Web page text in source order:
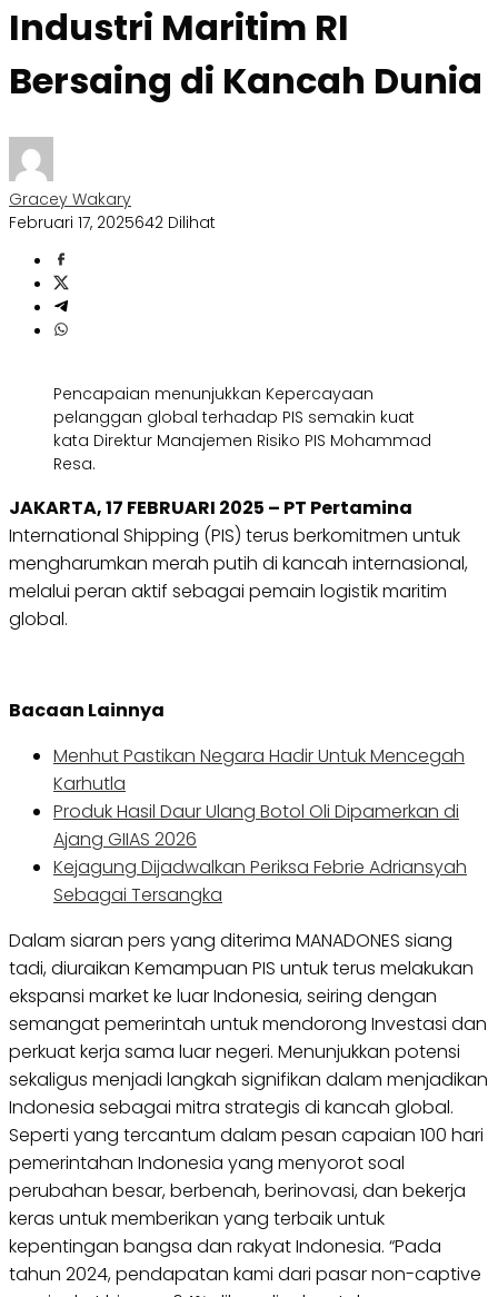
Industri Maritim RI
Bersaing di Kancah Dunia
Gracey Wakary
Februari 17, 2025642 Dilihat
Pencapaian menunjukkan Kepercayaan
pelanggan global terhadap PIS semakin kuat
kata Direktur Manajemen Risiko PIS Mohammad
Resa.
JAKARTA, 17 FEBRUARI 2025 – PT Pertamina
International Shipping (PIS) terus berkomitmen untuk
mengharumkan merah putih di kancah internasional,
melalui peran aktif sebagai pemain logistik maritim
global.
Bacaan Lainnya
Menhut Pastikan Negara Hadir Untuk Mencegah
Karhutla
Produk Hasil Daur Ulang Botol Oli Dipamerkan di
Ajang GIIAS 2026
Kejagung Dijadwalkan Periksa Febrie Adriansyah
Sebagai Tersangka
Dalam siaran pers yang diterima MANADONES siang
tadi, diuraikan Kemampuan PIS untuk terus melakukan
ekspansi market ke luar Indonesia, seiring dengan
semangat pemerintah untuk mendorong Investasi dan
perkuat kerja sama luar negeri. Menunjukkan potensi
sekaligus menjadi langkah signifikan dalam menjadikan
Indonesia sebagai mitra strategis di kancah global.
Seperti yang tercantum dalam pesan capaian 100 hari
pemerintahan Indonesia yang menyorot soal
perubahan besar, berbenah, berinovasi, dan bekerja
keras untuk memberikan yang terbaik untuk
kepentingan bangsa dan rakyat Indonesia. “Pada
tahun 2024, pendapatan kami dari pasar non-captive